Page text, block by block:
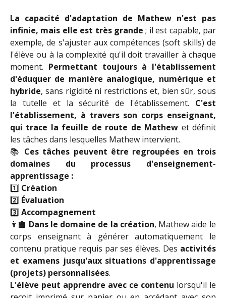
La capacité d'adaptation de Mathew n'est pas
infinie, mais elle est très grande ; il est capable, par
exemple, de s'ajuster aux compétences (soft skills) de
l'élève ou à la complexité qu'il doit travailler à chaque
moment. Permettant toujours à l'établissement
d'éduquer de manière analogique, numérique et
hybride, sans rigidité ni restrictions et, bien sûr, sous
la tutelle et la sécurité de l'établissement. C'est
l'établissement, à travers son corps enseignant,
qui trace la feuille de route de Mathew et définit
les tâches dans lesquelles Mathew intervient.
📚 Ces tâches peuvent être regroupées en trois
domaines du processus d'enseignement-
apprentissage :
1️⃣ Création
2️⃣ Évaluation
3️⃣ Accompagnement
👩‍🏫 Dans le domaine de la création, Mathew aide le
corps enseignant à générer automatiquement le
contenu pratique requis par ses élèves. Des activités
et examens jusqu'aux situations d'apprentissage
(projets) personnalisées.
L'élève peut apprendre avec ce contenu lorsqu'il le